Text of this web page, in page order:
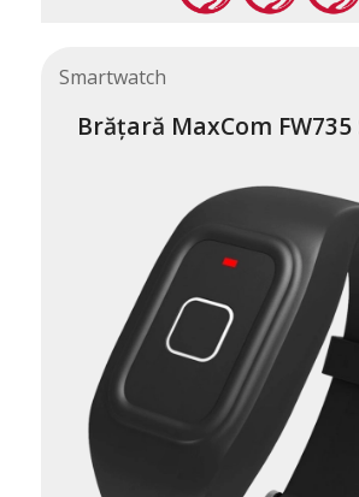
Smartwatch
Brățară MaxCom FW735